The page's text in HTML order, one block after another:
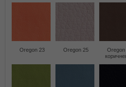
Oregon 23 Oregon 25
Oregon